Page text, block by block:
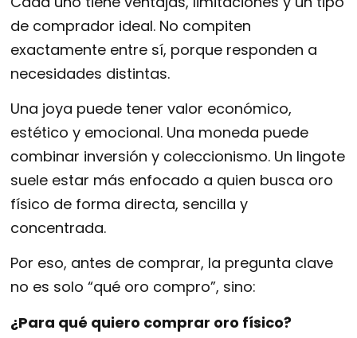
de comprador ideal. No compiten
exactamente entre sí, porque responden a
necesidades distintas.
Una joya puede tener valor económico,
estético y emocional. Una moneda puede
combinar inversión y coleccionismo. Un lingote
suele estar más enfocado a quien busca oro
físico de forma directa, sencilla y
concentrada.
Por eso, antes de comprar, la pregunta clave
no es solo “qué oro compro”, sino:
¿Para qué quiero comprar oro físico?